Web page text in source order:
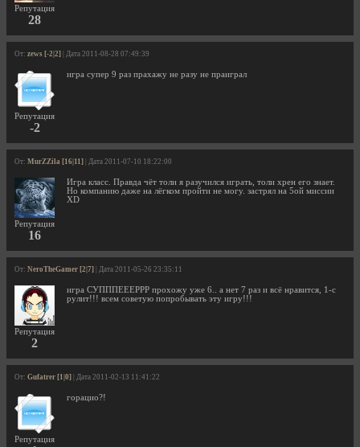
Репутация
28
От: zews [-2|2] | Дата 2011-08-28 07:49:39
Репутация
-2
игра супер 9 раз прахажу не разу не праиграл
От: MurZZila [16|11] | Дата 2011-07-10 18:22:00
Репутация
16
Игра класс. Правда чёт толи я разучился играть, толи хрен его знает.
Но компанию даже на лёгком пройти не могу. застрял на 5ой миссии
XD
От: NeroTheGamer [2|7] | Дата 2011-05-26 23:35:11
Репутация
2
игра СУПППЕЕЕРРР прохожу уже 6.. а нет 7 раз и всё нравится, 1-с
рулит!!! всем советую попробывать эту игру!!!
От: Gufatrer [1|0] | Дата 2011-02-13 11:41:22
Репутация
горацио?!